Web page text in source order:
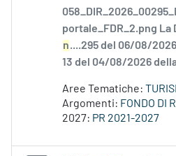
portale_FDR_2.png
n....295 del 06/08/
13 del 04/08/2026
Aree Tematiche:
Argomenti: FONDO DI
2027: PR 2021-2027